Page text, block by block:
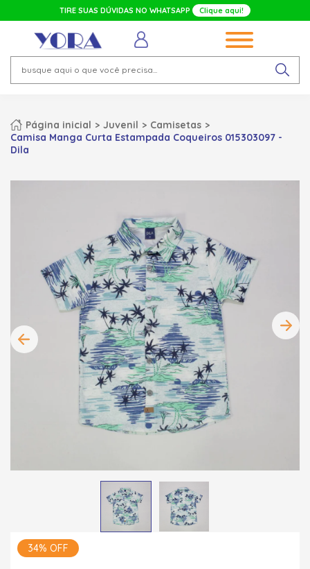
TIRE SUAS DÚVIDAS NO WHATSAPP Clique aqui!
Página inicial Juvenil
Camisetas
Camisa Manga Curta Estampada Coqueiros 015303097 -
Dila
34% OFF